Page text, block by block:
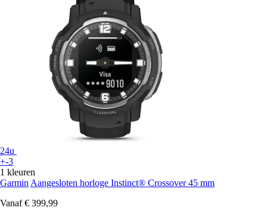
24u
+-3
1 kleuren
Garmin Aangesloten horloge Instinct® Crossover 45 mm
Vanaf € 399,99